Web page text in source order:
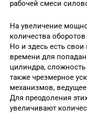
рабочей смеси
На увеличение
количества оборотов
Но и здесь есть свои
времени для
цилиндра, сложность
также чрезмерное
механизмов,
Для преодоления
увеличивают